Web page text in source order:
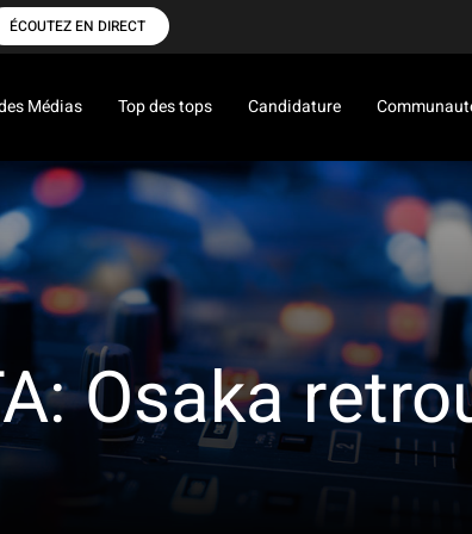
ÉCOUTEZ EN DIRECT
Médias Top des tops Candidature
Osaka